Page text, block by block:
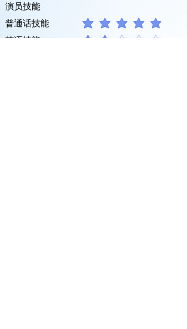
演员技能
普通话技能
平均評等為 5 ，滿分 5 分
英语技能